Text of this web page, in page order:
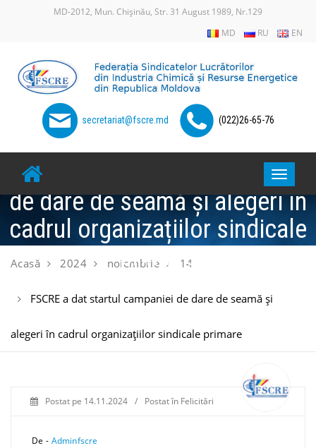
MD-2012, Mun. Chișinău, Str. 31 August 1989, Nr.129
MD
RU EN
secretariat@fscre.md (022)26-65-76
Toggle
FSCRE a dat startul campaniei
de dare de seamă și alegeri în
cadrul organizațiilor sindicale
primare
Acasă 2024 noiembrie 14
FSCRE a dat startul campaniei de dare de seamă și
alegeri în cadrul organizațiilor sindicale primare
Postat pe 14.11.2024 / Postat în Felicitări
De - Adminfscre